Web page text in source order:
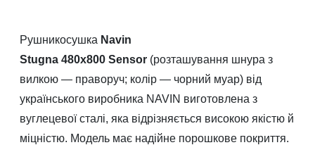
Рушникосушка Navin
Stugna 480х800 Sensor (розташування шнура з
вилкою — праворуч; колір — чорний муар) від
українського виробника NAVIN виготовлена з
вуглецевої сталі, яка відрізняється високою якістю й
міцністю. Модель має надійне порошкове покриття.